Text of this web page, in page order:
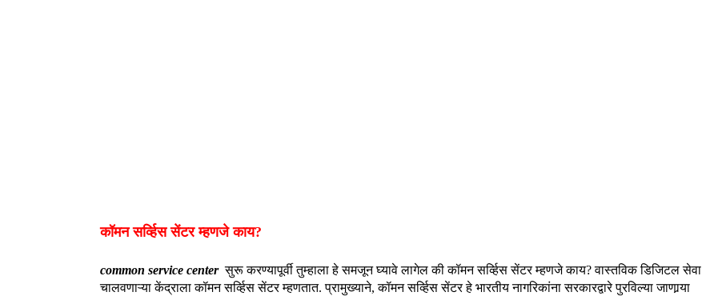
कॉमन सर्व्हिस सेंटर म्हणजे काय?
common service center सुरू करण्यापूर्वी तुम्हाला हे समजून घ्यावे लागेल की कॉमन सर्व्हिस सेंटर म्हणजे काय? वास्तविक डिजिटल सेवा
चालवणाऱ्या केंद्राला कॉमन सर्व्हिस सेंटर म्हणतात. प्रामुख्याने, कॉमन सर्व्हिस सेंटर हे भारतीय नागरिकांना सरकारद्वारे पुरविल्या जाणार्‍या